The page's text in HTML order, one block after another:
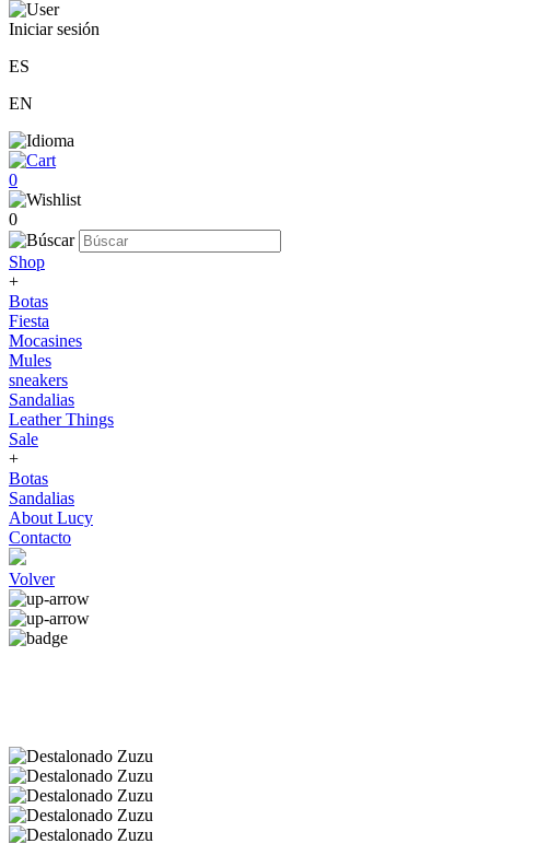
Iniciar sesión
ES
EN
0
0
Shop
+
Botas
Fiesta
Mocasines
Mules
sneakers
Sandalias
Leather Things
Sale
+
Botas
Sandalias
About Lucy
Contacto
Volver